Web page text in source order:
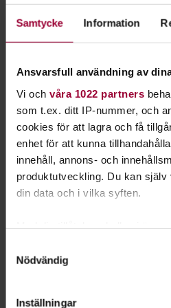
Samtycke Information
Ansvarsfull användning av
Vi och våra 1022 partners
som t.ex. ditt IP-nummer, och
cookies för att lagra och få
enhet för att kunna
innehåll, annons- och
produktutveckling. Du kan
din data och i vilka syften.
kan ha en noggrannhet på
Nödvändig
Inställningar
Luleå Brukshundklubb
Kontakt
Maria
och
Skicka
010-222
Hund & husdjur
Har du hund eller planerar du